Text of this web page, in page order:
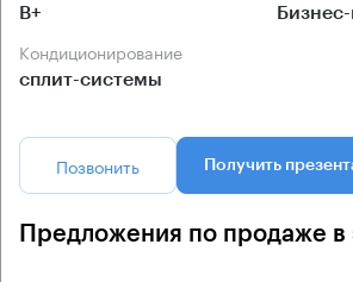
B+
Кондиционирование
сплит-системы
Позвонить Получить
Предложения по продаже в